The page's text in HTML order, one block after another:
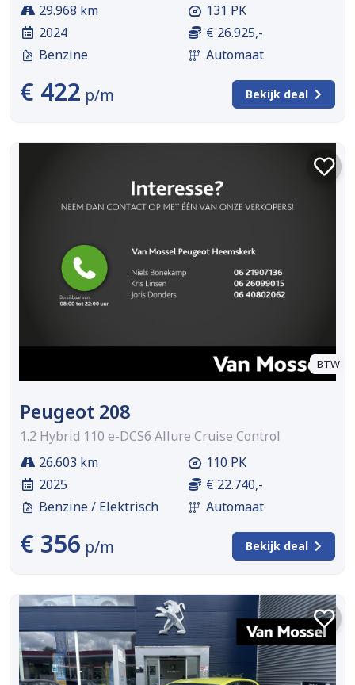
29.968 km
2024
Benzine
131 PK
€ 26.925,-
Automaat
€ 422 p/m Bekijk deal
BTW
Peugeot 208
1.2 Hybrid 110 e-DCS6 Allure Cruise Control
26.603 km
2025
Benzine / Elektrisch
110 PK
€ 22.740,-
Automaat
€ 356 p/m Bekijk deal